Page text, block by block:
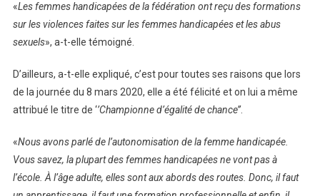
«Les femmes handicapées de la fédération ont reçu des formations
sur les violences faites sur les femmes handicapées et les abus
sexuels», a-t-elle témoigné.
D’ailleurs, a-t-elle expliqué, c’est pour toutes ses raisons que lors
de la journée du 8 mars 2020, elle a été félicité et on lui a même
attribué le titre de ‘’Championne d’égalité de chance’’.
«Nous avons parlé de l’autonomisation de la femme handicapée.
Vous savez, la plupart des femmes handicapées ne vont pas à
l’école. À l’âge adulte, elles sont aux abords des routes. Donc, il faut